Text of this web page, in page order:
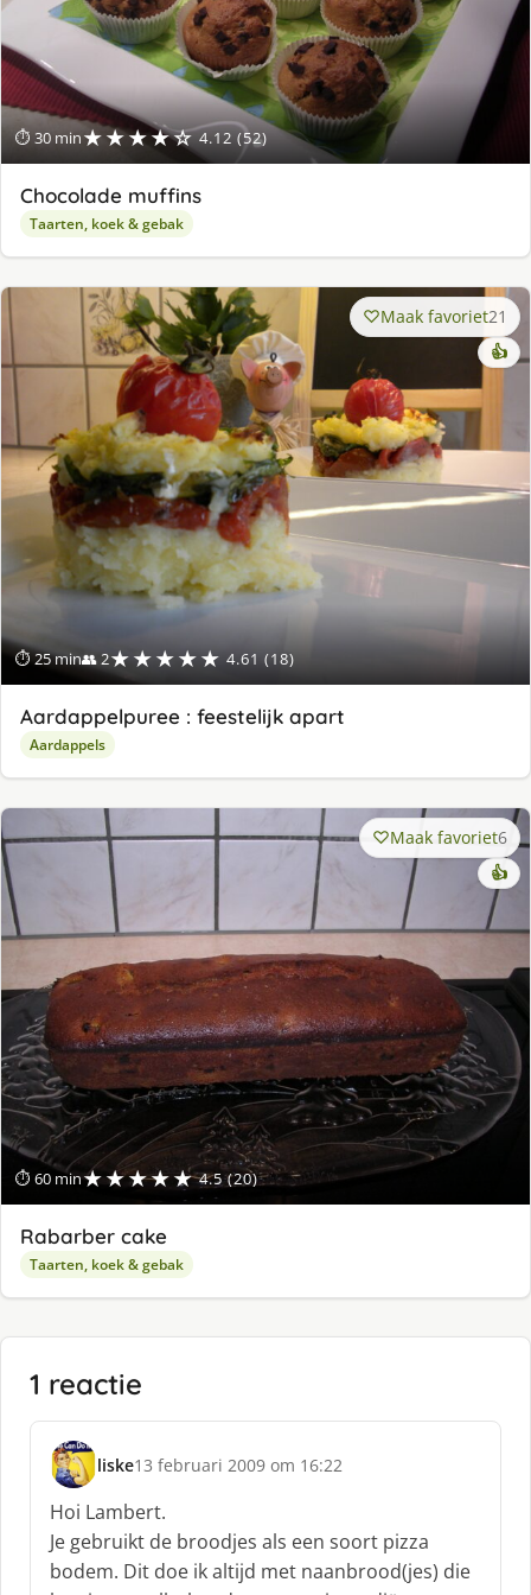
⏱ 30 min★★★★☆ 4.12 (52)
Chocolade muffins
Taarten, koek & gebak
⏱ 25 min👥 2★★★★★ 4.61 (18)
Maak favoriet21
👍
Aardappelpuree : feestelijk apart
Aardappels
⏱ 60 min★★★★★ 4.5 (20)
Maak favoriet6
👍
Rabarber cake
Taarten, koek & gebak
1 reactie
liske
s
c
h
r
e
13 februari 2009 om 16:22
Hoi Lambert.
Je gebruikt de broodjes als een soort pizza
bodem. Dit doe ik altijd met naanbrood(jes) die